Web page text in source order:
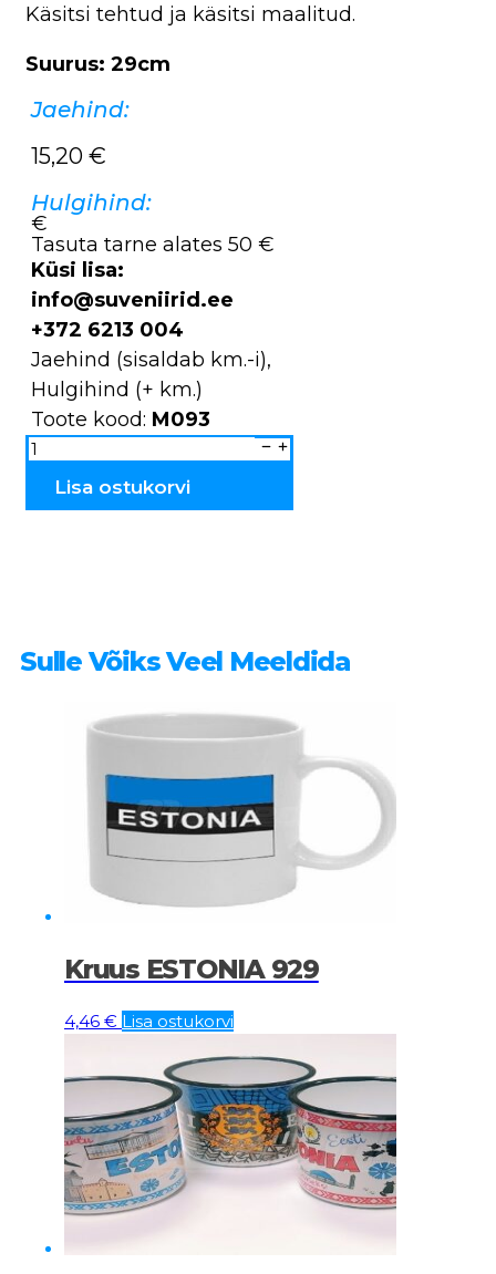
Käsitsi tehtud ja käsitsi maalitud.
Suurus: 29cm
Jaehind:
15,20 €
Hulgihind:
€
Tasuta tarne alates 50 €
Küsi lisa:
info@suveniirid.ee
+372 6213 004
Jaehind (sisaldab km.-i),
Hulgihind (+ km.)
Toote kood: M093
Majakas
keraamiline
M093
Lisa ostukorvi
Sulle Võiks Veel Meeldida
Kruus ESTONIA 929
4,46 € Lisa ostukorvi